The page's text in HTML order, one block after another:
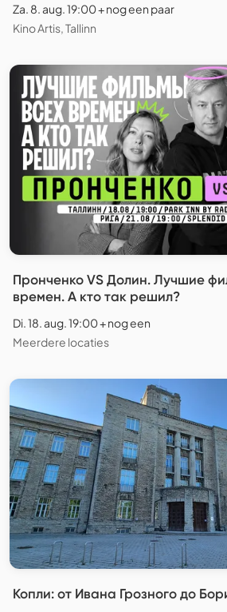
Za. 8. aug. 19:00 + nog een paar
Kino Artis, Tallinn
Пронченко VS Долин. Лучшие
времен. А кто так решил?
Di. 18. aug. 19:00 + nog een
Meerdere locaties
Копли: от Ивана Грозного до